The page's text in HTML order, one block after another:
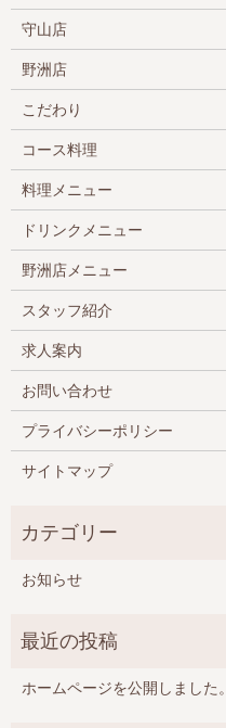
守山店
野洲店
こだわり
コース料理
料理メニュー
ドリンクメニュー
野洲店メニュー
スタッフ紹介
求人案内
お問い合わせ
プライバシーポリシー
サイトマップ
お知らせ
ホームページを公開しました。